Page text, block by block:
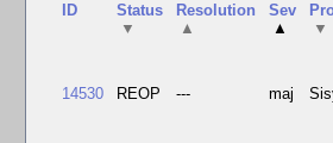
ID
Status
▼
Resolution
▲
Sev
▲
▼
14530 REOP --- maj